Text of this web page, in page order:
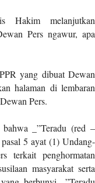
Hakim melanjutkan
Pers ngawur, apa
yang dibuat Dewan
halaman di lembaran
Pers.
_”Teradu (red –
5 ayat (1) Undang-
terkait penghormatan
masyarakat serta